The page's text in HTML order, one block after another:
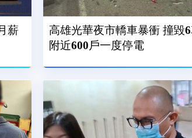
薪
高雄光華夜市轎車暴衝 撞毀6
附近600戶一度停電